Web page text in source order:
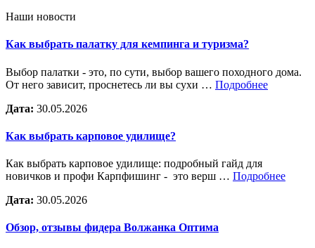
Наши новости
Как выбрать палатку для кемпинга и туризма?
Выбор палатки - это, по сути, выбор вашего походного дома.
От него зависит, проснетесь ли вы сухи … Подробнее
Дата: 30.05.2026
Как выбрать карповое удилище?
Как выбрать карповое удилище: подробный гайд для
новичков и профи Карпфишинг - это верш … Подробнее
Дата: 30.05.2026
Обзор, отзывы фидера Волжанка Оптима